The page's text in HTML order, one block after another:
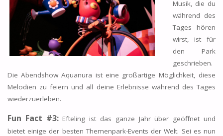
Musik, die du
während des
Tages hören
wirst, ist für
den Park
geschrieben.
Die Abendshow Aquanura ist eine großartige Möglichkeit, diese
Melodien zu feiern und all deine Erlebnisse während des Tages
wiederzuerleben.
Fun Fact #3:Efteling ist das ganze Jahr über geöffnet und
bietet einige der besten Themenpark-Events der Welt. Sei es nun